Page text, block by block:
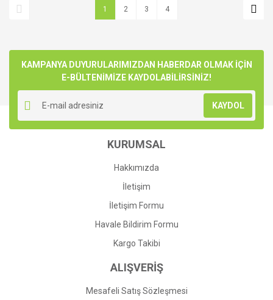
1 2 3 4
KAMPANYA DUYURULARIMIZDAN HABERDAR OLMAK İÇİN
E-BÜLTENİMİZE KAYDOLABİLİRSİNİZ!
KAYDOL
KURUMSAL
Hakkımızda
İletişim
İletişim Formu
Havale Bildirim Formu
Kargo Takibi
ALIŞVERİŞ
Mesafeli Satış Sözleşmesi